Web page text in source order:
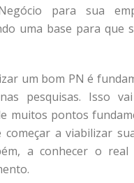
para sua
uma base para que
um bom PN é
pesquisas. Isso
muitos pontos
a viabilizar
a conhecer o